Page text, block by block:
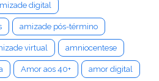
digital
amizade pós-término
virtual amniocentese
Amor aos 40+ amor digital